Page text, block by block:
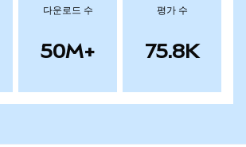
다운로드 수
50M+
평가 수
75.8K